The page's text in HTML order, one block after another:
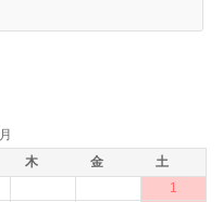
木 金
土
1